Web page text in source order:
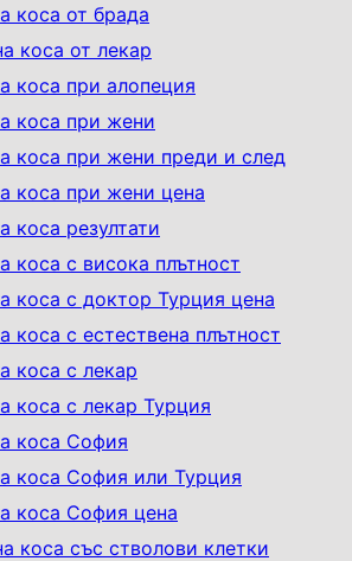
коса от брада
коса от лекар
коса при алопеция
коса при жени
коса при жени преди и след
коса при жени цена
коса резултати
коса с висока плътност
коса с доктор Турция цена
коса с естествена плътност
коса с лекар
коса с лекар Турция
коса София
коса София или Турция
коса София цена
коса със стволови клетки